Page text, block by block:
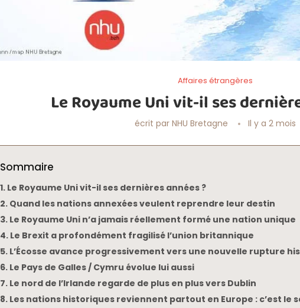
Affaires étrangères
Le Royaume Uni vit-il ses
écrit par NHU Bretagne Il y a 2 mois
Sommaire
Le Royaume Uni vit-il ses dernières années ?
Quand les nations annexées veulent reprendre leur destin
Le Royaume Uni n’a jamais réellement formé une nation unique
Le Brexit a profondément fragilisé l’union britannique
L’Écosse avance progressivement vers une nouvelle rupture
Le Pays de Galles / Cymru évolue lui aussi
Le nord de l’Irlande regarde de plus en plus vers Dublin
Les nations historiques reviennent partout en Europe : c’est le